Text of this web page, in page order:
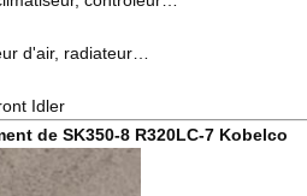
d'air, radiateur…
Idler
de SK350-8 R320LC-7 Kobelco